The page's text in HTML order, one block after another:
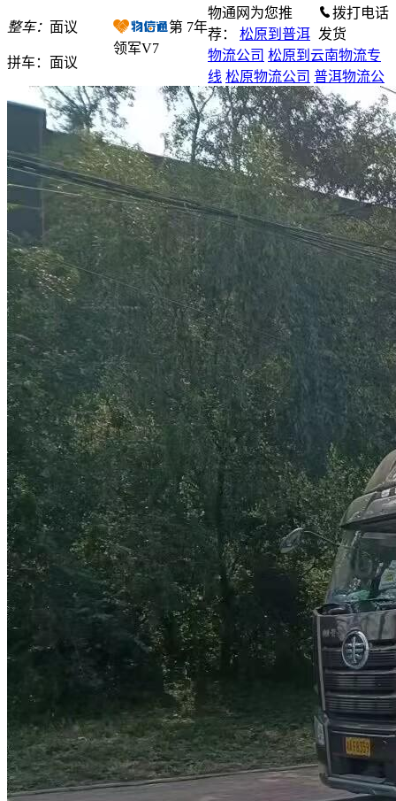
整车： 面议
拼车： 面议
第 7年
领军V7
拨打电话
发货
物通网为您推
荐：
松原到普洱
物流公司 松原到云南物流专
线 松原物流公司 普洱物流公